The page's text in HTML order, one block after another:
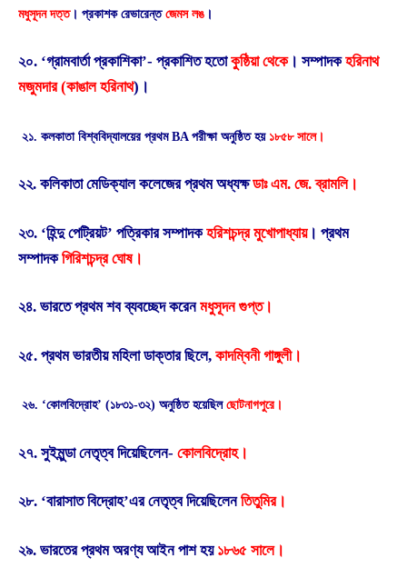
মধুসূদন দত্ত। প্রকাশক রেভারেন্তজেমস লঙ ।
২০. ‘গ্রামবার্তা প্রকাশিকা’- প্রকাশিত হতোকুষ্ঠিয়া থেকে। সম্পাদকহরিনাথ
মজুমদার (কাঙাল হরিনাথ)।
২১. কলকাতা বিশ্ববিদ্যালয়ের প্রথম BA পরীক্ষা অনুষ্ঠিত হয় ১৮৫৮ সালে।
২২. কলিকাতা মেডিক্যাল কলেজের প্রথম অধ্যক্ষডাঃ এম. জে. ব্রামলি।
২৩. ‘হিন্দু পেট্রিয়ট’ পত্রিকার সম্পাদকহরিশচন্দ্র মুখোপাধ্যায়। প্রথম
সম্পাদকগিরিশচন্দ্র ঘোষ।
২৪. ভারতে প্রথম শব ব্যবচ্ছেদ করেনমধুসূদন গুপ্ত।
২৫. প্রথম ভারতীয় মহিলা ডাক্তার ছিলে, কাদম্বিনী গাঙ্গুলী।
২৬. ‘কোলবিদ্রোহ’ (১৮৩১-৩২) অনুষ্ঠিত হয়েছিলছোটনাগপুরে।
২৭. সুইমুন্ডা নেতৃত্ব দিয়েছিলেন- কোলবিদ্রোহ।
২৮. ‘বারাসাত বিদ্রোহ’এর নেতৃত্ব দিয়েছিলেনতিতুমির।
২৯. ভারতের প্রথম অরণ্য আইন পাশ হয়১৮৬৫ সালে।